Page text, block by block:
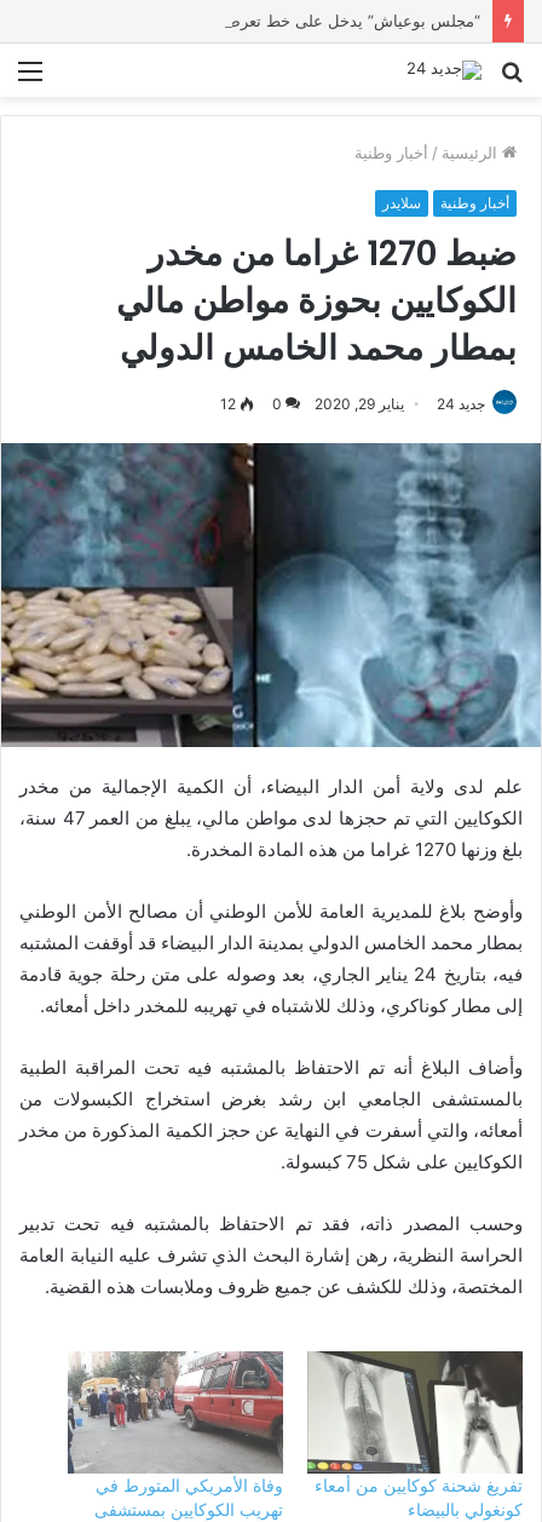
بحث
الرئيسية / أخبار وطنية
أخبار وطنية سلايدر
ضبط 1270 غراما من مخدر
الكوكايين بحوزة مواطن مالي
بمطار محمد الخامس الدولي
جديد 24 يناير 29, 2020 0
12
علم لدى ولاية أمن الدار البيضاء، أن الكمية الإجمالية من مخدر
الكوكايين التي تم حجزها لدى مواطن مالي، يبلغ من العمر 47 سنة،
بلغ وزنها 1270 غراما من هذه المادة المخدرة.
وأوضح بلاغ للمديرية العامة للأمن الوطني أن مصالح الأمن الوطني
بمطار محمد الخامس الدولي بمدينة الدار البيضاء قد أوقفت المشتبه
فيه، بتاريخ 24 يناير الجاري، بعد وصوله على متن رحلة جوية قادمة
إلى مطار كوناكري، وذلك للاشتباه في تهريبه للمخدر داخل أمعائه.
وأضاف البلاغ أنه تم الاحتفاظ بالمشتبه فيه تحت المراقبة الطبية
بالمستشفى الجامعي ابن رشد بغرض استخراج الكبسولات من
أمعائه، والتي أسفرت في النهاية عن حجز الكمية المذكورة من مخدر
الكوكايين على شكل 75 كبسولة.
وحسب المصدر ذاته، فقد تم الاحتفاظ بالمشتبه فيه تحت تدبير
الحراسة النظرية، رهن إشارة البحث الذي تشرف عليه النيابة العامة
المختصة، وذلك للكشف عن جميع ظروف وملابسات هذه القضية.
تفريغ شحنة كوكايين من أمعاء
كونغولي بالبيضاء
وفاة الأمريكي المتورط في
تهريب الكوكايين بمستشفى